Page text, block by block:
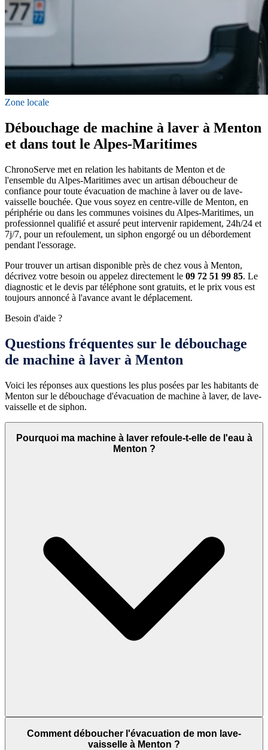
Zone locale
Débouchage de machine à laver à Menton
et dans tout le Alpes-Maritimes
ChronoServe met en relation les habitants de Menton et de
l'ensemble du Alpes-Maritimes avec un artisan déboucheur de
confiance pour toute évacuation de machine à laver ou de lave-
vaisselle bouchée. Que vous soyez en centre-ville de Menton, en
périphérie ou dans les communes voisines du Alpes-Maritimes, un
professionnel qualifié et assuré peut intervenir rapidement, 24h/24 et
7j/7, pour un refoulement, un siphon engorgé ou un débordement
pendant l'essorage.
Pour trouver un artisan disponible près de chez vous à Menton,
décrivez votre besoin ou appelez directement le 09 72 51 99 85. Le
diagnostic et le devis par téléphone sont gratuits, et le prix vous est
toujours annoncé à l'avance avant le déplacement.
Besoin d'aide ?
Questions fréquentes sur le débouchage
de machine à laver à Menton
Voici les réponses aux questions les plus posées par les habitants de
Menton sur le débouchage d'évacuation de machine à laver, de lave-
vaisselle et de siphon.
Pourquoi ma machine à laver refoule-t-elle de l'eau à
Menton ?
Comment déboucher l'évacuation de mon lave-
vaisselle à Menton ?